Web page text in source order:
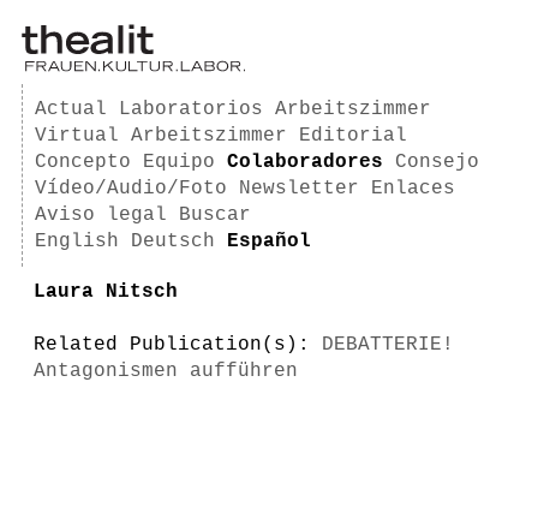
Actual Laboratorios
Arbeitszimmer
Virtual Arbeitszimmer
Editorial
Concepto
Equipo Colaboradores
Consejo
Vídeo/Audio/Foto
Newsletter
Enlaces
Aviso legal
Buscar
English
Deutsch Español
Laura Nitsch
Related Publication(s): DEBATTERIE!
Antagonismen aufführen